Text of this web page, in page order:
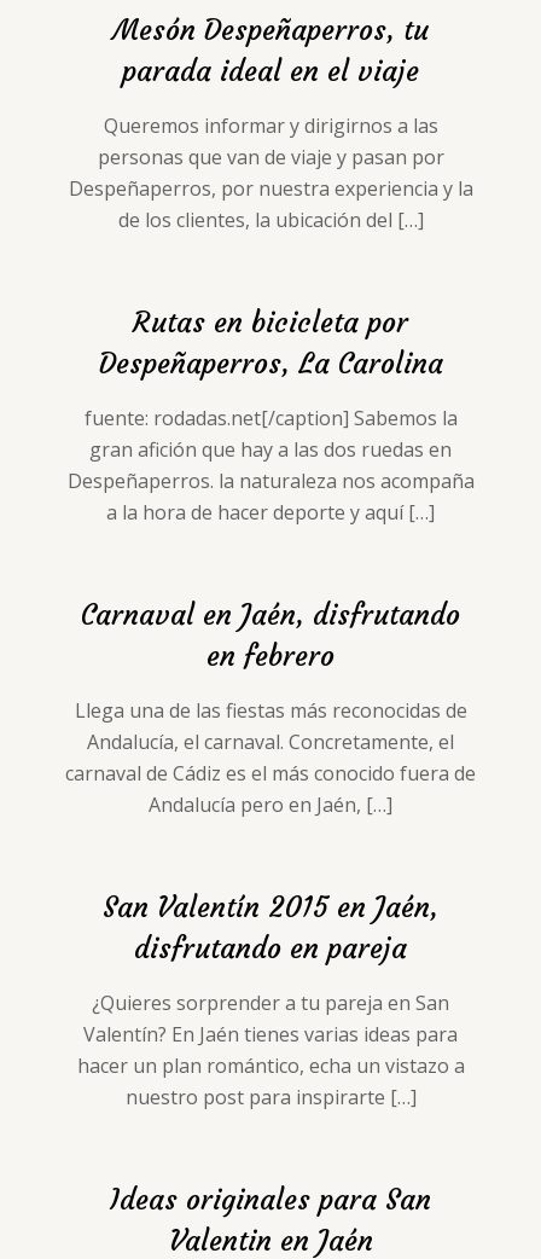
Mesón Despeñaperros, tu
parada ideal en el viaje
Queremos informar y dirigirnos a las
personas que van de viaje y pasan por
Despeñaperros, por nuestra experiencia y la
de los clientes, la ubicación del […]
Rutas en bicicleta por
Despeñaperros, La Carolina
fuente: rodadas.net[/caption] Sabemos la
gran afición que hay a las dos ruedas en
Despeñaperros. la naturaleza nos acompaña
a la hora de hacer deporte y aquí[…]
Carnaval en Jaén, disfrutando
en febrero
Llega una de las fiestas más reconocidas de
Andalucía, el carnaval. Concretamente, el
carnaval de Cádiz es el más conocido fuera de
Andalucía pero en Jaén, […]
San Valentín 2015 en Jaén,
disfrutando en pareja
¿Quieres sorprender a tu pareja en San
Valentín? En Jaén tienes varias ideas para
hacer un plan romántico, echa un vistazo a
nuestro post para inspirarte […]
Ideas originales para San
Valentin en Jaén